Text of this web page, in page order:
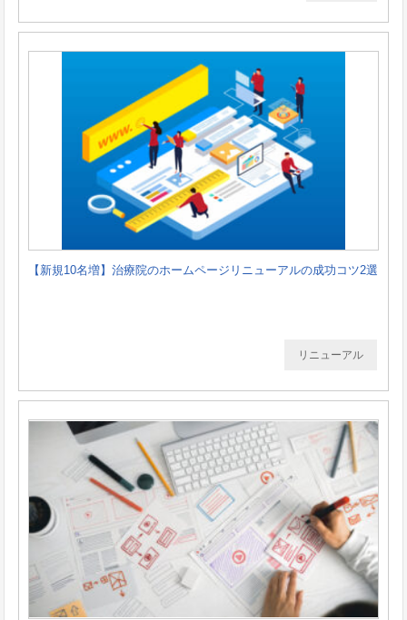
【新規10名増】治療院のホームページリニューアルの成功コツ2選
リニューアル